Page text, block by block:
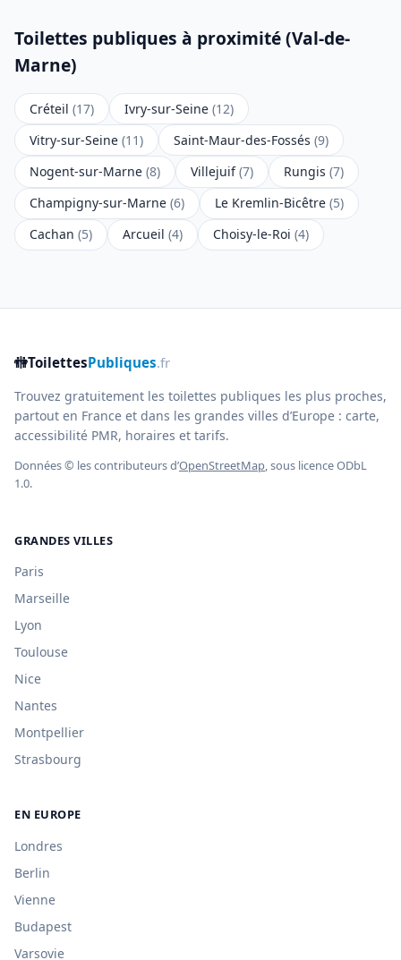
Toilettes publiques à proximité (Val-de-
Marne)
Créteil (17) Ivry-sur-Seine (12)
Vitry-sur-Seine (11) Saint-Maur-des-Fossés (9)
Nogent-sur-Marne (8) Villejuif(7) Rungis (7)
Champigny-sur-Marne (6) Le Kremlin-Bicêtre (5)
Cachan (5) Arcueil (4) Choisy-le-Roi (4)
🚻ToilettesPubliques.fr
Trouvez gratuitement les toilettes publiques les plus proches,
partout en France et dans les grandes villes d’Europe : carte,
accessibilité PMR, horaires et tarifs.
Données © les contributeurs d’OpenStreetMap, sous licence ODbL
1.0.
GRANDES VILLES
Paris
Marseille
Lyon
Toulouse
Nice
Nantes
Montpellier
Strasbourg
EN EUROPE
Londres
Berlin
Vienne
Budapest
Varsovie